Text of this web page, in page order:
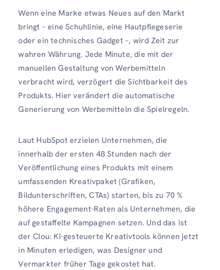
Wenn eine Marke etwas Neues auf den Markt
bringt – eine Schuhlinie, eine Hautpflegeserie
oder ein technisches Gadget –, wird Zeit zur
wahren Währung. Jede Minute, die mit der
manuellen Gestaltung von Werbemitteln
verbracht wird, verzögert die Sichtbarkeit des
Produkts. Hier verändert die automatische
Generierung von Werbemitteln die Spielregeln.
Laut HubSpot erzielen Unternehmen, die
innerhalb der ersten 48 Stunden nach der
Veröffentlichung eines Produkts mit einem
umfassenden Kreativpaket (Grafiken,
Bildunterschriften, CTAs) starten, bis zu 70 %
höhere Engagement-Raten als Unternehmen, die
auf gestaffelte Kampagnen setzen. Und das ist
der Clou: KI-gesteuerte Kreativtools können jetzt
in Minuten erledigen, was Designer und
Vermarkter früher Tage gekostet hat.